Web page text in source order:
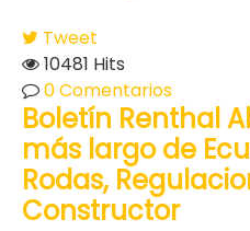
Tweet
10481 Hits
0 Comentarios
Boletín Renthal
más largo de
Rodas,
Constructor